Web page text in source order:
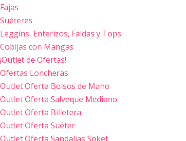
Fajas
Suéteres
Leggins, Enterizos, Faldas y Tops
Cobijas con Mangas
¡Outlet de Ofertas!
Ofertas Loncheras
Outlet Oferta Bolsos de Mano
Outlet Oferta Salveque Mediano
Outlet Oferta Billetera
Outlet Oferta Suéter
Outlet Oferta Sandalias Soket